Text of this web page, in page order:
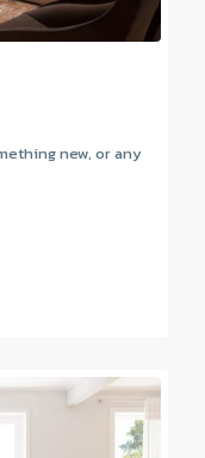
new, or any